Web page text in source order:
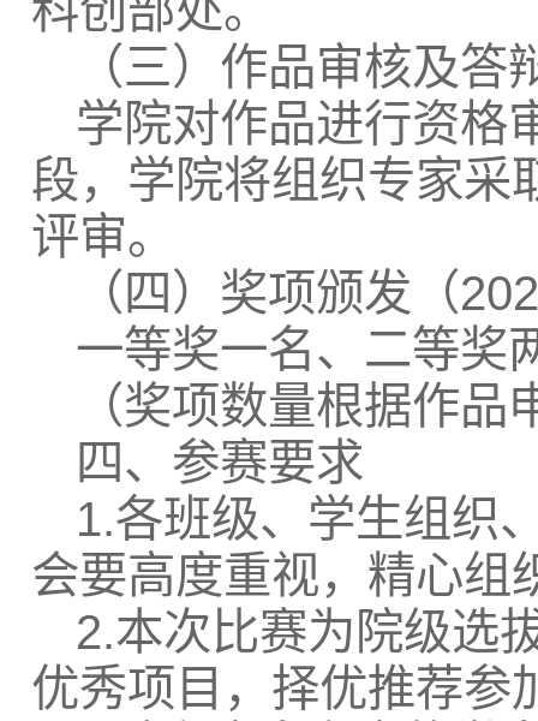
（三）作品审核及
学院对作品进行资格
段，学院将组织专家采
评审。
（四）奖项颁发（
一等奖一名、二等奖
（奖项数量根据作
四、参赛要求
1.各班级、学生组织
会要高度重视，精心组
2.本次比赛为院级选
优秀项目，择优推荐参